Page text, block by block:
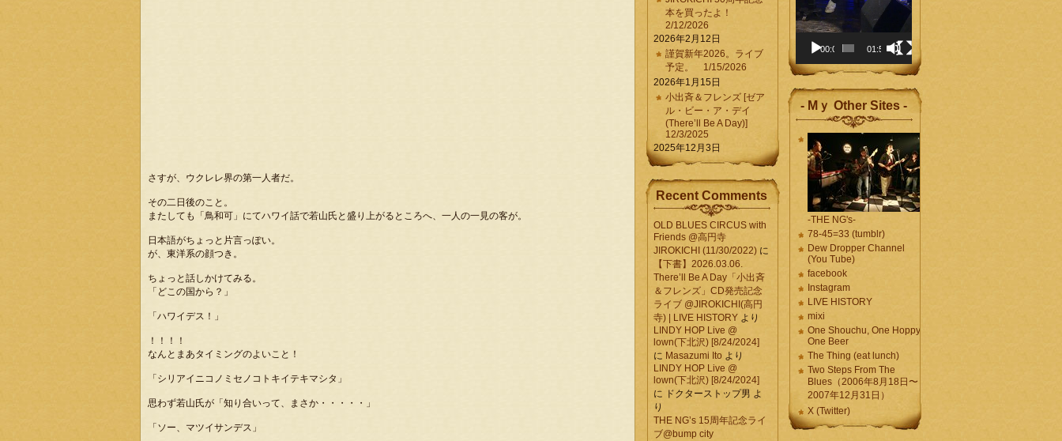
さすが、ウクレレ界の第一人者だ。
その二日後のこと。
またしても「鳥和可」にてハワイ話で若山氏と盛り上がるところへ、一人の一見の客が。
日本語がちょっと片言っぽい。
が、東洋系の顔つき。
ちょっと話しかけてみる。
「どこの国から？」
「ハワイデス！」
！！！！
なんとまあタイミングのよいこと！
「シリアイニコノミセノコトキイテキマシタ」
思わず若山氏が「知り合いって、まさか・・・・・」
「ソー、マツイサンデス」
本を買ったよ！
2/12/2026
2026年2月12日
謹賀新年2026。ライブ
予定。 1/15/2026
2026年1月15日
小出斉＆フレンズ [ゼア
ル・ビー・ア・デイ
(There’ll Be A Day)]
12/3/2025
2025年12月3日
Recent Comments
OLD BLUES CIRCUS with
Friends @高円寺
JIROKICHI (11/30/2022) に
【下書】2026.03.06.
There’ll Be A Day「小出斉
＆フレンズ」CD発売記念
ライブ @JIROKICHI(高円
寺) | LIVE HISTORY より
LINDY HOP Live @
lown(下北沢) [8/24/2024]
に Masazumi Ito より
LINDY HOP Live @
lown(下北沢) [8/24/2024]
に ドクターストップ男 よ
り
THE NG’s 15周年記念ライ
ブ@bump city
00:00 01:58
- Mｙ Other Sites -
-THE NG's-
78-45=33 (tumblr)
Dew Dropper Channel
(You Tube)
facebook
Instagram
LIVE HISTORY
mixi
One Shouchu, One Hoppy.
One Beer
The Thing (eat lunch)
Two Steps From The
Blues（2006年8月18日〜
2007年12月31日）
X (Twitter)